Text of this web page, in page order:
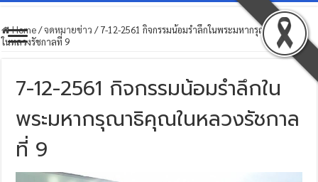
Home/จดหมายข่าว / 7-12-2561 กิจกรรมน้อมรำลึกในพระมหากรุณาธิคุณ
ในหลวงรัชกาลที่ 9
7-12-2561 กิจกรรมน้อมรำลึกใน
พระมหากรุณาธิคุณในหลวงรัชกาล
ที่ 9